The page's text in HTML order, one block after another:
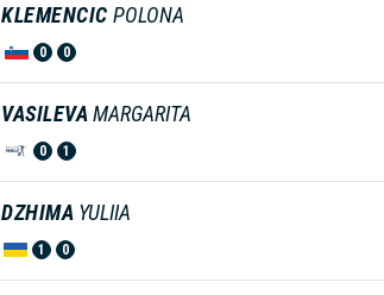
KLEMENCIC POLONA
0 0
VASILEVAMARGARITA
0 1
DZHIMA YULIIA
1 0